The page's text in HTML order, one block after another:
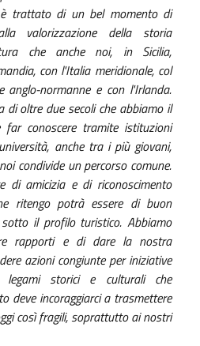
trattato di un bel momento di
valorizzazione della storia
che anche noi, in Sicilia,
con l'Italia meridionale, col
anglo-normanne e con l'Irlanda.
oltre due secoli che abbiamo il
conoscere tramite istituzioni
anche tra i più giovani,
condivide un percorso comune.
di amicizia e di riconoscimento
ritengo potrà essere di buon
il profilo turistico. Abbiamo
rapporti e di dare la nostra
azioni congiunte per iniziative
storici e culturali che
deve incoraggiarci a trasmettere
così fragili, soprattutto ai nostri